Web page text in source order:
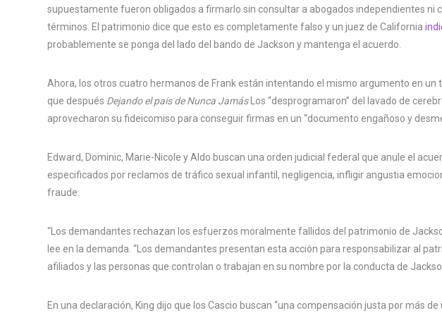
supuestamente fueron obligados a firmarlo sin consultar a abogados independientes ni
términos. El patrimonio dice que esto es completamente falso y un juez de California
probablemente se ponga del lado del bando de Jackson y mantenga el acuerdo.
Ahora, los otros cuatro hermanos de Frank están intentando el mismo argumento en un
que después Dejando el país de Nunca Jamás
Los “desprogramaron” del lavado de
aprovecharon su fideicomiso para conseguir firmas en un “documento engañoso y
Edward, Dominic, Marie-Nicole y Aldo buscan una orden judicial federal que anule el
especificados por reclamos de tráfico sexual infantil, negligencia, infligir angustia
fraude.
“Los demandantes rechazan los esfuerzos moralmente fallidos del patrimonio de
lee en la demanda. “Los demandantes presentan esta acción para responsabilizar al
afiliados y las personas que controlan o trabajan en su nombre por la conducta de
En una declaración, King dijo que los Cascio buscan “una compensación justa por más